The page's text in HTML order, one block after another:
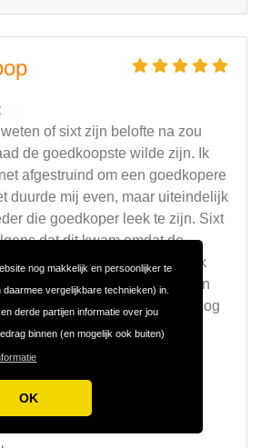
nog makkelijk en persoonlijker te
vergelijkbare technieken) in.
derde partijen informatie over jou
binnen (en mogelijk ook buiten)
OK
of sixt zijn belofte na zou
de goedkoopste wilde zijn. Ik
afgestruind om een goedkopere
duurde mij even, maar uiteindelijk
die goedkoper leek te zijn. Sixt
dat dit kwam omdat de
mee was berekend. Kwam ik
uit, maar des al niet te min
korting gegeven. Dat vindt ik nog